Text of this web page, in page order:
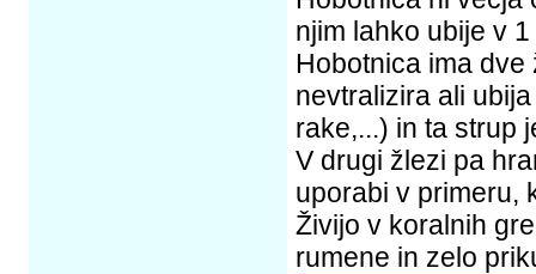
njim lahko ubije v
Hobotnica ima
nevtralizira ali
rake,...) in ta strup
V drugi žlezi pa
uporabi v primeru,
Živijo v koralnih
rumene in zelo